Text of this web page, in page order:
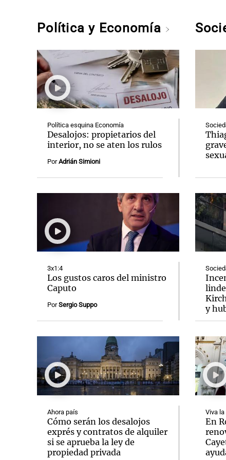
Política y Economía
Política esquina Economía
Desalojos: propietarios del
interior, no se aten los rulos
PorAdrián Simioni
3x1:4
Los gustos caros del ministro
Caputo
PorSergio Suppo
Ahora país
Cómo serán los desalojos
exprés y contratos de alquiler
si se aprueba la ley de
propiedad privada
y
Viva la
En